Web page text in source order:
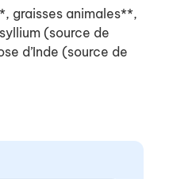
graisses animales**,
(source de
d’Inde (source de